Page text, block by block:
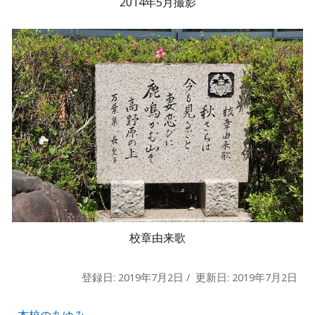
校章由来歌
登録日: 2019年7月2日 / 更新日: 2019年7月2日